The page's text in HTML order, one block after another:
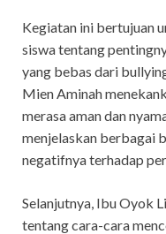
Kegiatan ini bertujuan
siswa tentang
yang bebas dari
Mien Aminah
merasa aman dan
menjelaskan berbagai
negatifnya terhadap
Selanjutnya, Ibu Oyok
tentang cara-cara